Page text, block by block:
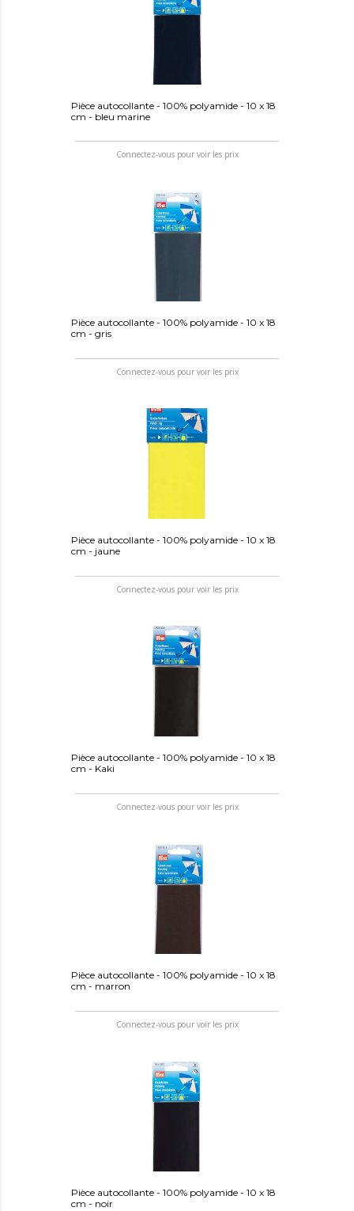
Pièce autocollante - 100% polyamide - 10 x 18
cm - bleu marine
Connectez-vous pour voir les prix
Pièce autocollante - 100% polyamide - 10 x 18
cm - gris
Connectez-vous pour voir les prix
Pièce autocollante - 100% polyamide - 10 x 18
cm - jaune
Connectez-vous pour voir les prix
Pièce autocollante - 100% polyamide - 10 x 18
cm - Kaki
Connectez-vous pour voir les prix
Pièce autocollante - 100% polyamide - 10 x 18
cm - marron
Connectez-vous pour voir les prix
Pièce autocollante - 100% polyamide - 10 x 18
cm - noir